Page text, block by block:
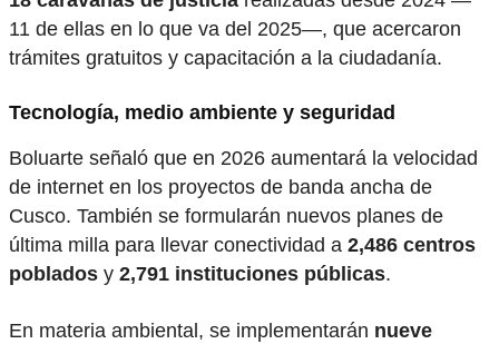
11 de ellas en lo que va del 2025—, que acercaron
trámites gratuitos y capacitación a la ciudadanía.
Tecnología, medio ambiente y seguridad
Boluarte señaló que en 2026 aumentará la velocidad
de internet en los proyectos de banda ancha de
Cusco. También se formularán nuevos planes de
última milla para llevar conectividad a 2,486 centros
poblados y 2,791 instituciones públicas.
En materia ambiental, se implementarán nueve